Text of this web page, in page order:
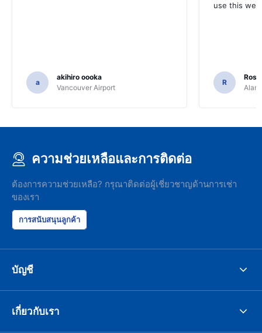
a
akihiro oooka
Vancouver Airport
use this
R
ความช่วยเหลือและการติดต่อ
ต้องการความช่วยเหลือ? กรุณาติดต่อผู้เชี่ยวชาญด้านการเช่า
ของเรา
การสนับสนุนลูกค้า
บัญชี
เกี่ยวกับเรา